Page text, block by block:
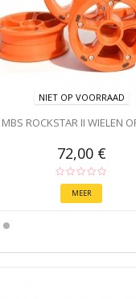
NIET OP VOORRAAD
MBS ROCKSTAR II WIELEN
72,00 €
MEER